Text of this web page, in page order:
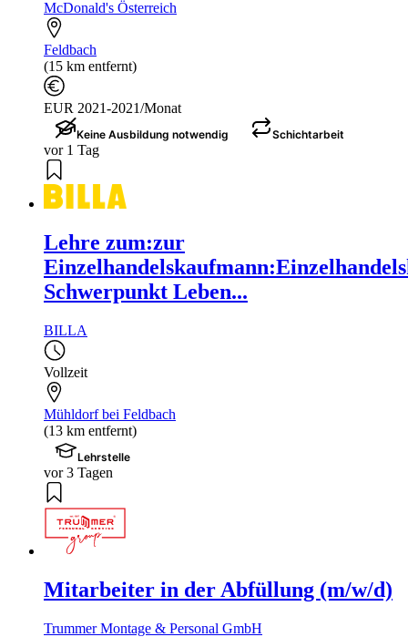
McDonald's Österreich
Feldbach
(15 km entfernt)
EUR 2021-2021/Monat
Keine Ausbildung notwendig Schichtarbeit
vor 1 Tag
Lehre zum:zur
Schwerpunkt Leben...
BILLA
Vollzeit
Mühldorf bei Feldbach
(13 km entfernt)
Lehrstelle
vor 3 Tagen
Mitarbeiter in der Abfüllung (m/w/d)
Trummer Montage & Personal GmbH